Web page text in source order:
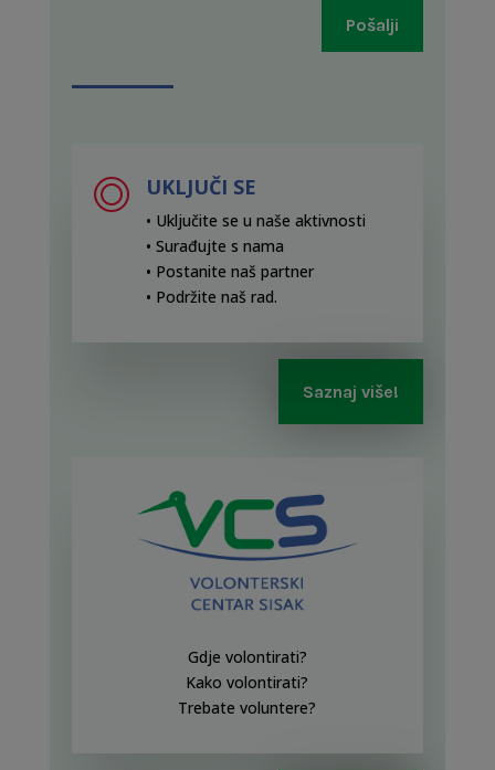
Pošalji
UKLJUČI SE
• Uključite se u naše aktivnosti
• Surađujte s nama
• Postanite naš partner
• Podržite naš rad.
Saznaj više!
Gdje volontirati?
Kako volontirati?
Trebate voluntere?